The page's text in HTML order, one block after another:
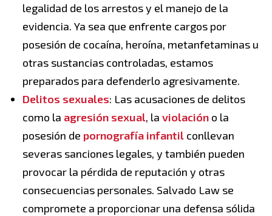
legalidad de los arrestos y el manejo de la
evidencia. Ya sea que enfrente cargos por
posesión de cocaína, heroína, metanfetaminas u
otras sustancias controladas, estamos
preparados para defenderlo agresivamente.
Delitos sexuales: Las acusaciones de delitos
como la agresión sexual, la violación o la
posesión de pornografía infantil conllevan
severas sanciones legales, y también pueden
provocar la pérdida de reputación y otras
consecuencias personales. Salvado Law se
compromete a proporcionar una defensa sólida